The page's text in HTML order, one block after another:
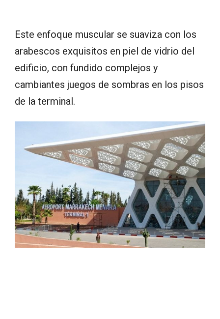
Este enfoque muscular se suaviza con los
arabescos exquisitos en piel de vidrio del
edificio, con fundido complejos y
cambiantes juegos de sombras en los pisos
de la terminal.